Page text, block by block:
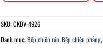
SKU:CKDV-4926
Danh mục:Bếp chiên rán,Bếp chiên phẳng,